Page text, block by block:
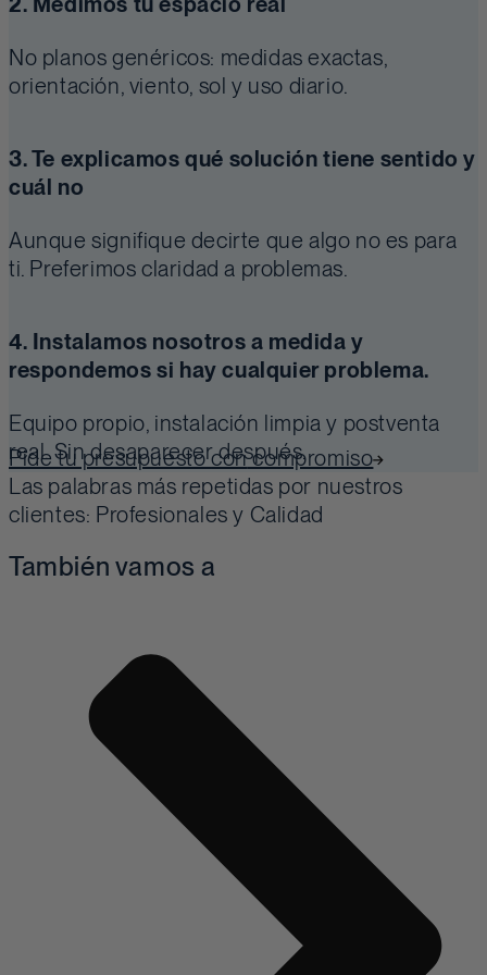
No planos genéricos: medidas exactas,
orientación, viento, sol y uso diario.
3. Te explicamos qué solución tiene sentido y
cuál no
Aunque signifique decirte que algo no es para
ti. Preferimos claridad a problemas.
4. Instalamos nosotros a medida y
respondemos si hay cualquier problema.
Equipo propio, instalación limpia y postventa
real. Sin desaparecer después.
Pide tu presupuestoconcompromiso
Las palabras más repetidas por nuestros
clientes: Profesionales y Calidad
También vamos a